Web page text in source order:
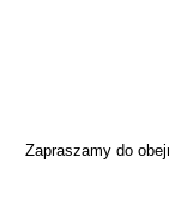
Zapraszamy do